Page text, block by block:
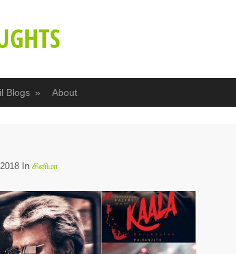
Blogs » About
Inசினிமா